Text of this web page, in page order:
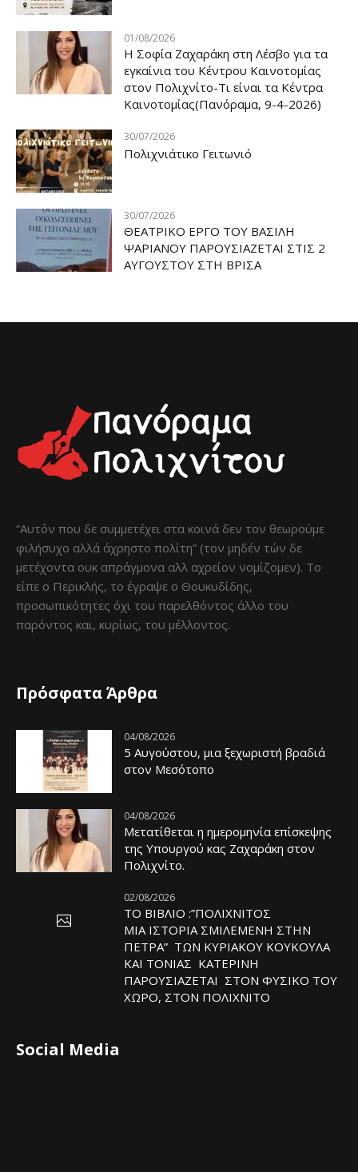
01/08/2026
Η Σοφία Ζαχαράκη στη Λέσβο για τα
εγκαίνια του Κέντρου Καινοτομίας
στον Πολιχνίτο-Τι είναι τα Κέντρα
Καινοτομίας(Πανόραμα, 9-4-2026)
30/07/2026
Πολιχνιάτικο Γειτωνιό
30/07/2026
ΘΕΑΤΡΙΚΟ ΕΡΓΟ ΤΟΥ ΒΑΣΙΛΗ
ΨΑΡΙΑΝΟΥ ΠΑΡΟΥΣΙΑΖΕΤΑΙ ΣΤΙΣ 2
ΑΥΓΟΥΣΤΟΥ ΣΤΗ ΒΡΙΣΑ
“Αυτόν που δε συμμετέχει στα κοινά δεν τον θεωρούμε
φιλήσυχο αλλά άχρηστο πολίτη” (τον μηδέν τών δε
μετέχοντα ουκ απράγμονα αλλ αχρείον νομίζομεν). Το
είπε ο Περικλής, το έγραψε ο Θουκυδίδης,
προσωπικότητες όχι του παρελθόντος άλλο του
παρόντος και, κυρίως, του μέλλοντος.
Πρόσφατα Άρθρα
04/08/2026
5 Αυγούστου, μια ξεχωριστή βραδιά
στον Μεσότοπο
04/08/2026
Μετατίθεται η ημερομηνία επίσκεψης
της Υπουργού κας Ζαχαράκη στον
Πολιχνίτο.
02/08/2026
ΤΟ ΒΙΒΛΙΟ :”ΠΟΛΙΧΝΙΤΟΣ
ΜΙΑ ΙΣΤΟΡΙΑ ΣΜΙΛΕΜΕΝΗ ΣΤΗΝ
ΠΕΤΡΑ” ΤΩΝ ΚΥΡΙΑΚΟΥ ΚΟΥΚΟΥΛΑ
ΚΑΙ ΤΟΝΙΑΣ ΚΑΤΕΡΙΝΗ
ΠΑΡΟΥΣΙΑΖΕΤΑΙ ΣΤΟΝ ΦΥΣΙΚΟ ΤOY
ΧΩΡΟ, ΣΤΟΝ ΠΟΛΙΧΝΙΤΟ
Social Media